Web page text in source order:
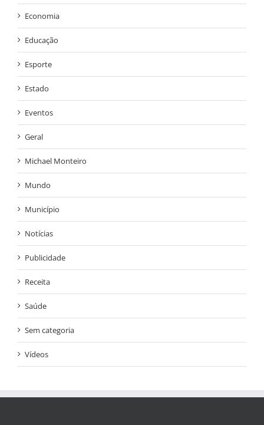
Economia
Educação
Esporte
Estado
Eventos
Geral
Michael Monteiro
Mundo
Município
Notícias
Publicidade
Receita
Saúde
Sem categoria
Vídeos